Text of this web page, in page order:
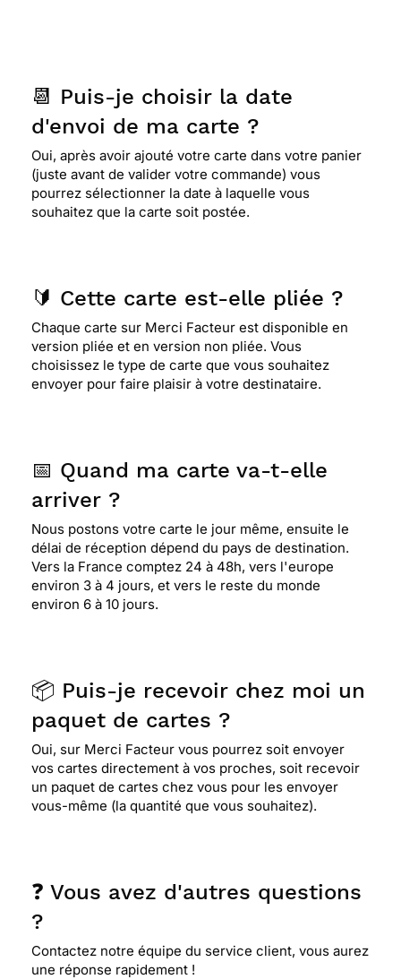
📆 Puis-je choisir la date
d'envoi de ma carte ?
Oui, après avoir ajouté votre carte dans votre panier
(juste avant de valider votre commande) vous
pourrez sélectionner la date à laquelle vous
souhaitez que la carte soit postée.
🔰 Cette carte est-elle pliée ?
Chaque carte sur Merci Facteur est disponible en
version pliée et en version non pliée. Vous
choisissez le type de carte que vous souhaitez
envoyer pour faire plaisir à votre destinataire.
📅 Quand ma carte va-t-elle
arriver ?
Nous postons votre carte le jour même, ensuite le
délai de réception dépend du pays de destination.
Vers la France comptez 24 à 48h, vers l'europe
environ 3 à 4 jours, et vers le reste du monde
environ 6 à 10 jours.
📦 Puis-je recevoir chez moi un
paquet de cartes ?
Oui, sur Merci Facteur vous pourrez soit envoyer
vos cartes directement à vos proches, soit recevoir
un paquet de cartes chez vous pour les envoyer
vous-même (la quantité que vous souhaitez).
❓ Vous avez d'autres questions
?
Contactez notre équipe du service client, vous aurez
une réponse rapidement !